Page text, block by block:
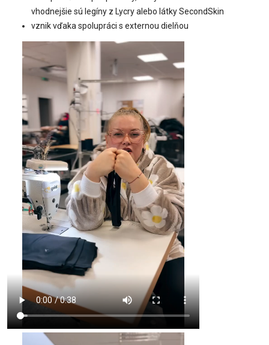
vhodnejšie sú legíny z Lycry alebo látky SecondSkin
vznik vďaka spolupráci s externou dielňou